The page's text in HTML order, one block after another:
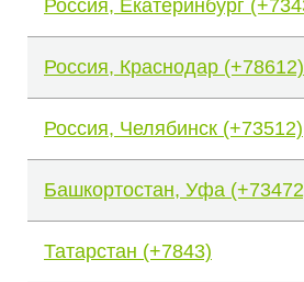
Россия, Екатеринбург
Россия, Краснодар (+78612)
Россия, Челябинск (+73512)
Башкортостан, Уфа
Татарстан (+7843)